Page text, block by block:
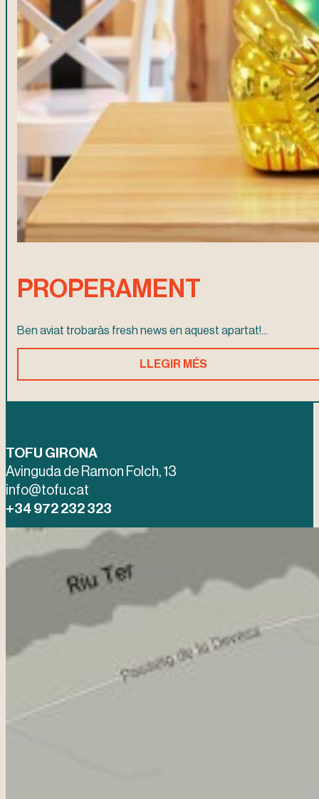
PROPERAMENT
Ben aviat trobaràs fresh news en aquest apartat!...
LLEGIR MÉS
TOFU GIRONA
Avinguda de Ramon Folch, 13
info@tofu.cat
+34 972 232 323